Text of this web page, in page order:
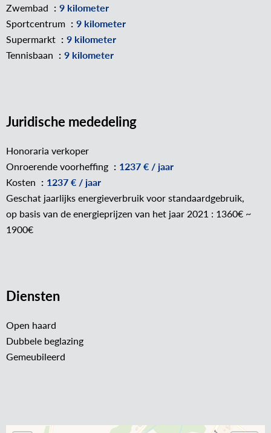
Zwembad
9 kilometer
Sportcentrum
9 kilometer
Supermarkt
9 kilometer
Tennisbaan
9 kilometer
Juridische mededeling
Honoraria verkoper
Onroerende voorheffing
1237 € / jaar
Kosten
1237 € / jaar
Geschat jaarlijks energieverbruik voor standaardgebruik,
op basis van de energieprijzen van het jaar 2021 : 1360€ ~
1900€
Diensten
Open haard
Dubbele beglazing
Gemeubileerd